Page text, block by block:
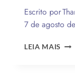
Escrito por
7 de agosto
LEIA MAIS